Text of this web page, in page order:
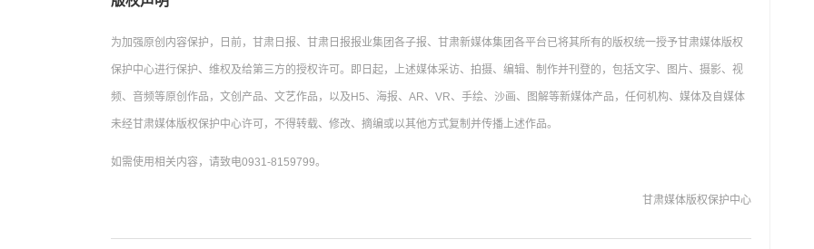
为加强原创内容保护，日前，甘肃日报、甘肃日报报业集团各子报、甘肃新媒体集团各平台已将其所有的版权统一授予甘肃媒体版权
保护中心进行保护、维权及给第三方的授权许可。即日起，上述媒体采访、拍摄、编辑、制作并刊登的，包括文字、图片、摄影、视
频、音频等原创作品，文创产品、文艺作品，以及H5、海报、AR、VR、手绘、沙画、图解等新媒体产品，任何机构、媒体及自媒体
未经甘肃媒体版权保护中心许可，不得转载、修改、摘编或以其他方式复制并传播上述作品。
如需使用相关内容，请致电0931-8159799。
甘肃媒体版权保护中心